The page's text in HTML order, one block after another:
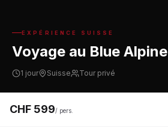
EXPÉRIENCE SUISSE
Voyage au Blue Alpine
1 jour Suisse Tour privé
CHF 599/ pers.